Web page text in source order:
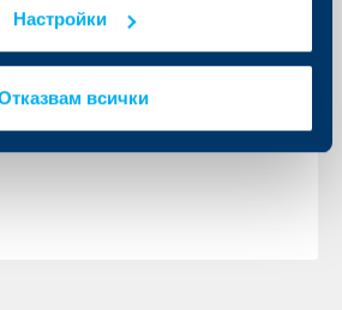
Настройки
всички
на ОББ няма да
ти и 15-ти януари